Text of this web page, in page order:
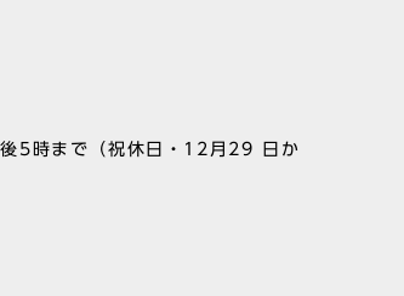
5時まで（祝休日・12月29 日か